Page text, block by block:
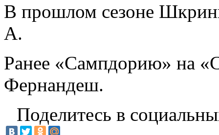
В прошлом сезоне
А.
Ранее «Сампдорию» на
Фернандеш.
Поделитесь в